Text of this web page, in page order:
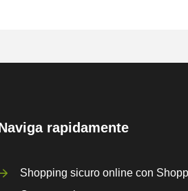
rapidamente
Shopping sicuro online con